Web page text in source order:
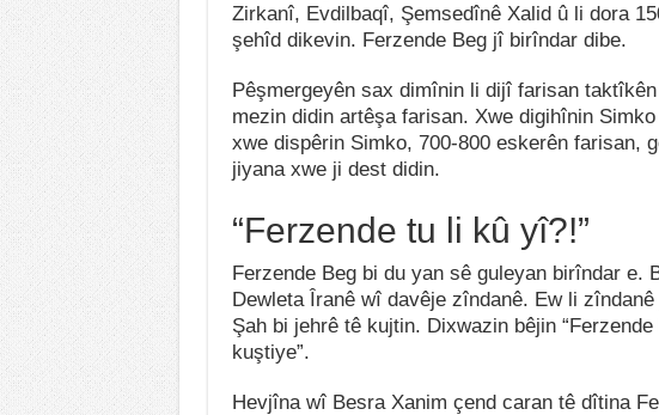
Zirkanî, Evdilbaqî, Şemsedînê Xalid û li dora
şehîd dikevin. Ferzende Beg jî birîndar dibe.
Pêşmergeyên sax dimînin li dijî farisan
mezin didin artêşa farisan. Xwe digihînin
xwe dispêrin Simko, 700-800 eskerên farisan,
jiyana xwe ji dest didin.
“Ferzende tu li kû yî?!”
Ferzende Beg bi du yan sê guleyan birîndar e.
Dewleta Îranê wî davêje zîndanê. Ew li
Şah bi jehrê tê kujtin. Dixwazin bêjin
kuştiye”.
Hevjîna wî Besra Xanim çend caran tê dîtina